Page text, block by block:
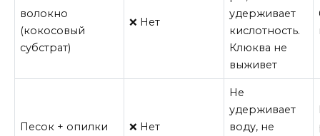
волокно
(кокосовый
субстрат)
❌ Нет
удерживает
кислотность.
Клюква не
выживет
Песок + опилки ❌ Нет
Не
удерживает
воду, не